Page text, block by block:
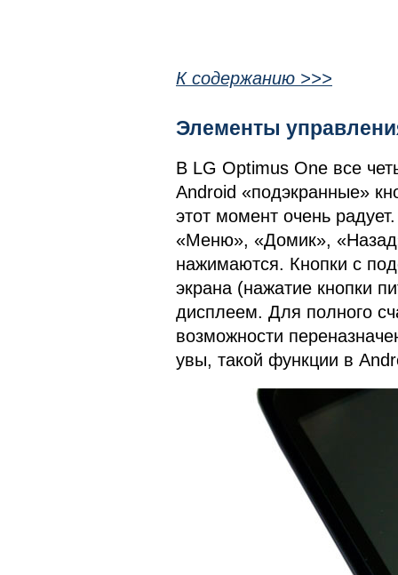
К содержанию >>>
Элементы
В LG Optimus One все
Android «подэкранные»
этот момент очень
«Меню», «Домик»,
нажимаются. Кнопки с
экрана (нажатие кнопки
дисплеем. Для полного
возможности
увы, такой функции в